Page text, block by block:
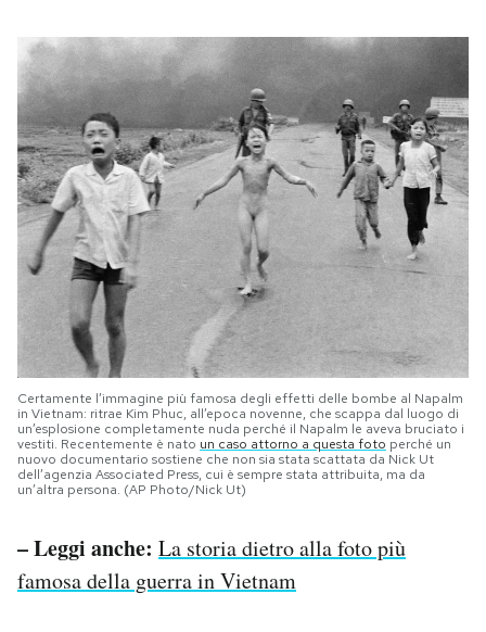
Certamente l’immagine più famosa degli effetti delle bombe al Napalm
in Vietnam: ritrae Kim Phuc, all’epoca novenne, che scappa dal luogo di
un’esplosione completamente nuda perché il Napalm le aveva bruciato i
vestiti. Recentemente è nato un caso attorno a questa foto perché un
nuovo documentario sostiene che non sia stata scattata da Nick Ut
dell’agenzia Associated Press, cui è sempre stata attribuita, ma da
un’altra persona. (AP Photo/Nick Ut)
– Leggi anche: La storia dietro alla foto più
famosa della guerra in Vietnam